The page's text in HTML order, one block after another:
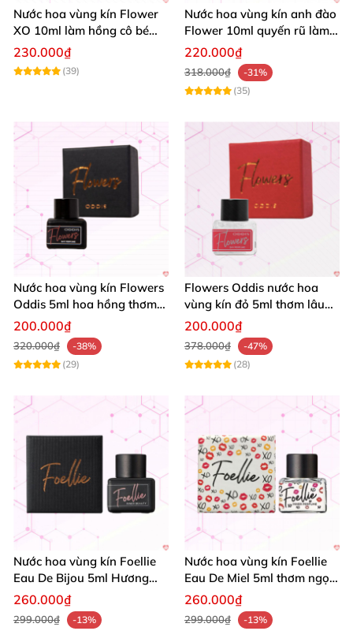
Nước hoa vùng kín Flower
XO 10ml làm hồng cô bé
thơm dịu ngọt
230.000₫
(39)
Nước hoa vùng kín anh đào
Flower 10ml quyến rũ làm
hồng
220.000₫
318.000₫
-31%
(35)
Nước hoa vùng kín Flowers
Oddis 5ml hoa hồng thơm
lâu quyến rũ
200.000₫
320.000₫
-38%
(29)
Flowers Oddis nước hoa
vùng kín đỏ 5ml thơm lâu
hương Violet quyến rũ
200.000₫
378.000₫
-47%
(28)
Nước hoa vùng kín Foellie
Eau De Bijou 5ml Hương
quyến rũ Khỏe mạnh
260.000₫
299.000₫
-13%
Nước hoa vùng kín Foellie
Eau De Miel 5ml thơm ngọt
giữ hạnh phúc
260.000₫
299.000₫
-13%